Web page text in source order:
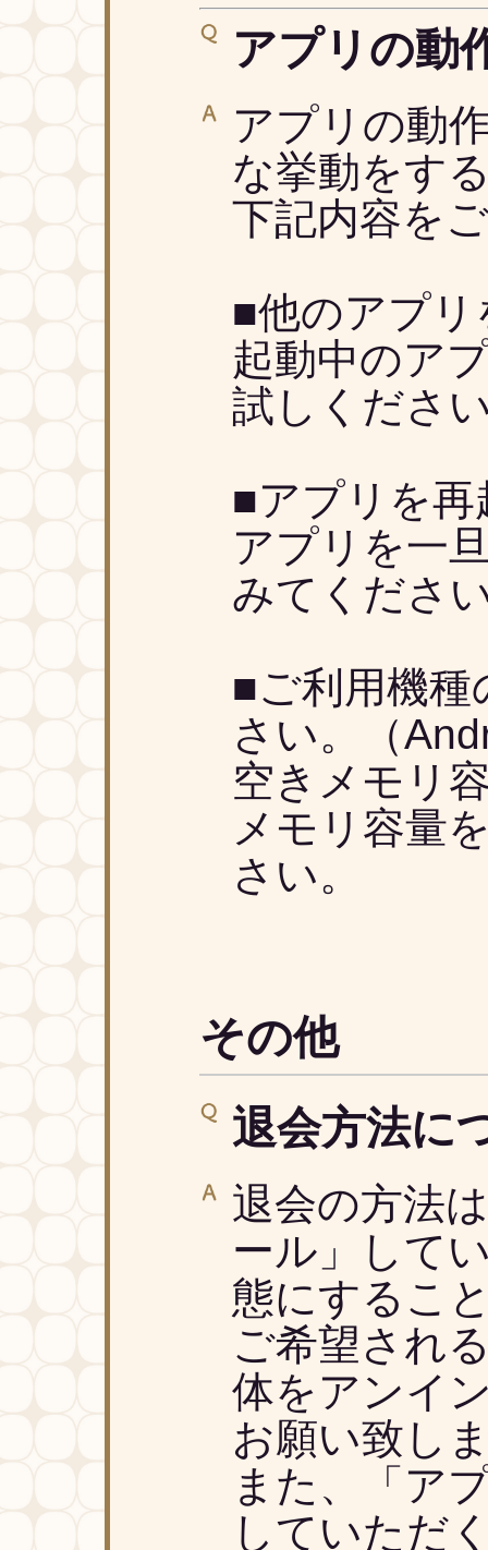
アプリの動
アプリの動
な挙動をす
下記内容を
■他のアプ
起動中のア
試しくださ
■アプリを
アプリを一
みてくださ
■ご利用機種
さい。（
空きメモリ
メモリ容量
さい。
その他
退会方法に
退会の方法
ール」して
態にするこ
ご希望され
体をアンイ
お願い致し
また、「ア
していただ